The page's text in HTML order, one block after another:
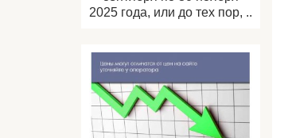
2025 года, или до тех пор, ..